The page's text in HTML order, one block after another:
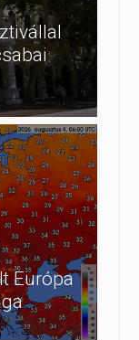
Európa